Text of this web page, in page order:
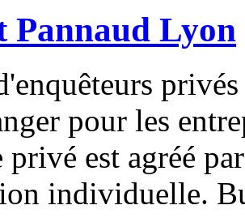
Pannaud Lyon
pour les
privé est agréé
individuelle.